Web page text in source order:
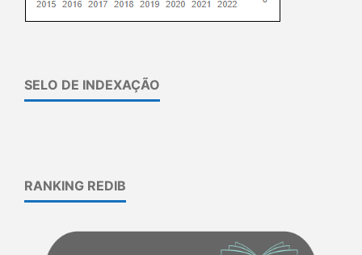
SELO DE INDEXAÇÃO
RANKING REDIB